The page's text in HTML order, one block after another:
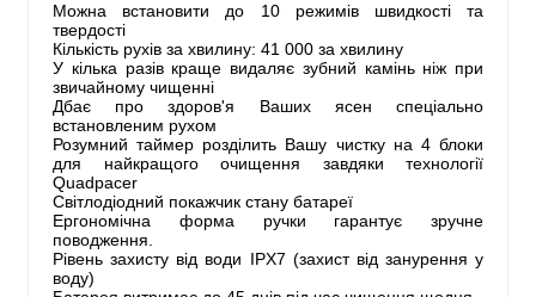
Можна встановити до 10 режимів швидкості та
твердості
Кількість рухів за хвилину: 41 000 за хвилину
У кілька разів краще видаляє зубний камінь ніж при
звичайному чищенні
Дбає про здоров'я Ваших ясен спеціально
встановленим рухом
Розумний таймер розділить Вашу чистку на 4 блоки
для найкращого очищення завдяки технології
Quadpacer
Світлодіодний покажчик стану батареї
Ергономічна форма ручки гарантує зручне
поводження.
Рівень захисту від води IPX7 (захист від занурення у
воду)